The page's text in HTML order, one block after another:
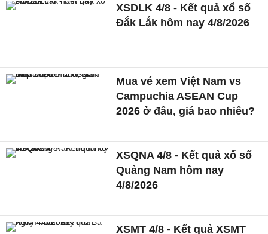
XSDLK 4/8 - Kết quả xổ số
Đắk Lắk hôm nay 4/8/2026
Mua vé xem Việt Nam vs
Campuchia ASEAN Cup
2026 ở đâu, giá bao nhiêu?
XSQNA 4/8 - Kết quả xổ số
Quảng Nam hôm nay
4/8/2026
XSMT 4/8 - Kết quả XSMT